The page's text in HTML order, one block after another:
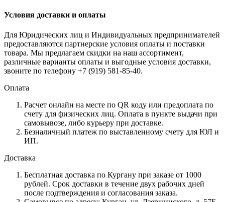
Условия доставки и оплаты
Для Юридических лиц и Индивидуальных предпринимателей
предоставляются партнерские условия оплаты и поставки
товара. Мы предлагаем скидки на наш ассортимент,
различные варианты оплаты и выгодные условия доставки,
звоните по телефону +7 (919) 581-85-40.
Оплата
Расчет онлайн на месте по QR коду или предоплата по
счету для физических лиц. Оплата в пункте выдачи при
самовывозе, либо курьеру при доставке.
Безналичный платеж по выставленному счету для ЮЛ и
ИП.
Доставка
Бесплатная доставка по Кургану при заказе от 1000
рублей. Срок доставки в течение двух рабочих дней
после подтверждения и согласования заказа.